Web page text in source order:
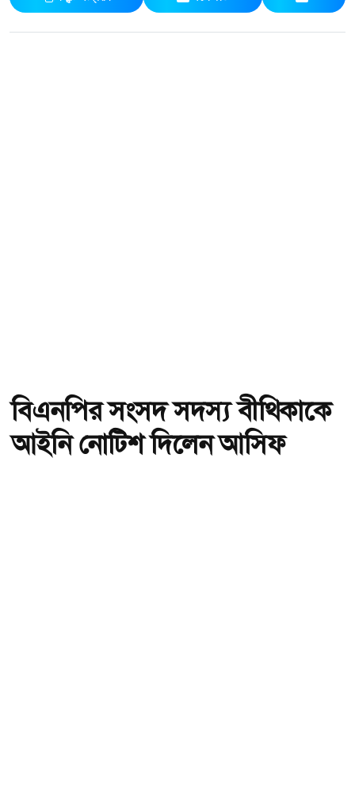
বিএনপির সংসদ সদস্য বীথিকাকে
আইনি নোটিশ দিলেন আসিফ